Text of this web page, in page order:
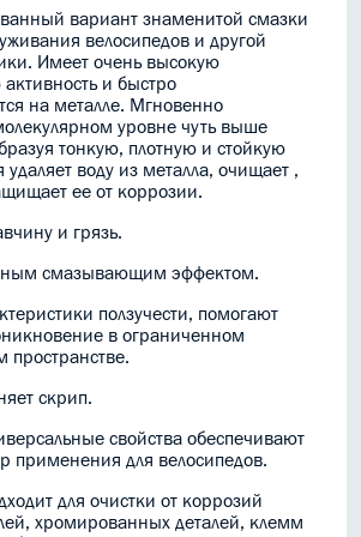
вариант знаменитой смазки
велосипедов и другой
Имеет очень высокую
и быстро
на металле. Мгновенно
уровне чуть выше
тонкую, плотную и стойкую
удаляет воду из металла, очищает ,
ее от коррозии.
и грязь.
смазывающим эффектом.
ползучести, помогают
в ограниченном
пространстве.
скрип.
свойства обеспечивают
применения для велосипедов.
для очистки от коррозий
хромированных деталей, клемм